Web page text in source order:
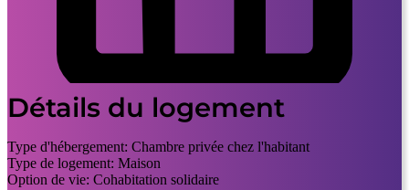
Détails du logement
Type d'hébergement: Chambre privée chez l'habitant
Type de logement: Maison
Option de vie: Cohabitation solidaire